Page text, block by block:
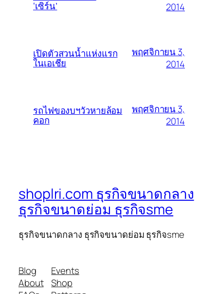
‘เซิร์น’
2014
เปิดตัวสวนน้ำแห่งแรก
ในเอเชีย
พฤศจิกายน 3,
2014
รถไฟของบฯวัวหายล้อม
คอก
พฤศจิกายน 3,
2014
shoplri.com ธุรกิจขนาดกลาง
ธุรกิจขนาดย่อม ธุรกิจsme
ธุรกิจขนาดกลาง ธุรกิจขนาดย่อม ธุรกิจsme
Blog
About
Events
Shop